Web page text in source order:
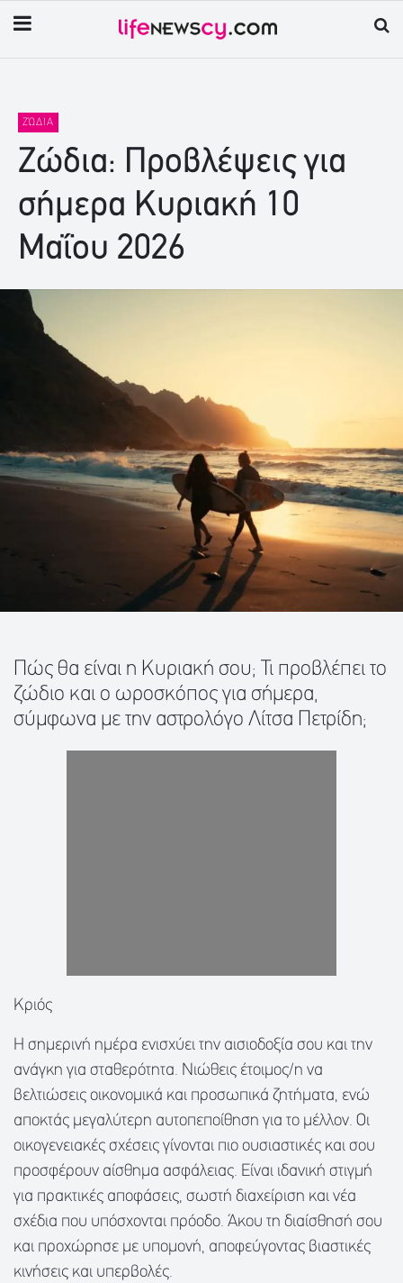
ΖΏΔΙΑ
Ζώδια: Προβλέψεις για
σήμερα Κυριακή 10
Μαΐου 2026
Πώς θα είναι η Κυριακή σου; Τι προβλέπει το
ζώδιο και ο ωροσκόπος για σήμερα,
σύμφωνα με την αστρολόγο Λίτσα Πετρίδη;
Κριός
Η σημερινή ημέρα ενισχύει την αισιοδοξία σου και την
ανάγκη για σταθερότητα. Νιώθεις έτοιμος/η να
βελτιώσεις οικονομικά και προσωπικά ζητήματα, ενώ
αποκτάς μεγαλύτερη αυτοπεποίθηση για το μέλλον. Οι
οικογενειακές σχέσεις γίνονται πιο ουσιαστικές και σου
προσφέρουν αίσθημα ασφάλειας. Είναι ιδανική στιγμή
για πρακτικές αποφάσεις, σωστή διαχείριση και νέα
σχέδια που υπόσχονται πρόοδο. Άκου τη διαίσθησή σου
και προχώρησε με υπομονή, αποφεύγοντας βιαστικές
κινήσεις και υπερβολές.